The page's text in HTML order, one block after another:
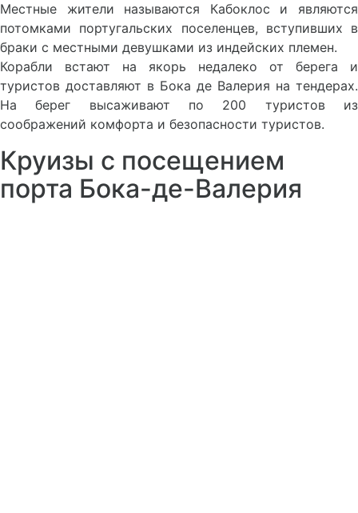
Местные жители называются Кабоклос и являются
потомками португальских поселенцев, вступивших в
браки с местными девушками из индейских племен.
Корабли встают на якорь недалеко от берега и
туристов доставляют в Бока де Валерия на тендерах.
На берег высаживают по 200 туристов из
соображений комфорта и безопасности туристов.
Круизы с посещением
порта Бока-де-Валерия